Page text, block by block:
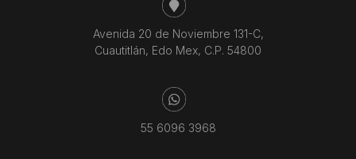
Avenida 20 de Noviembre 131-C,
Cuautitlán, Edo Mex, C.P. 54800
55 6096 3968